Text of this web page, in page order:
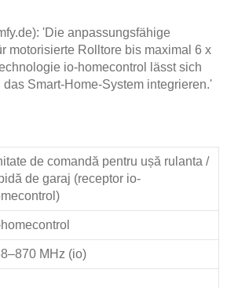
'Die anpassungsfähige
motorisierte Rolltore bis maximal 6 x
io-homecontrol lässt sich
Smart-Home-System integrieren.'
de comandă pentru ușă rulanta /
de garaj (receptor io-
MHz (io)